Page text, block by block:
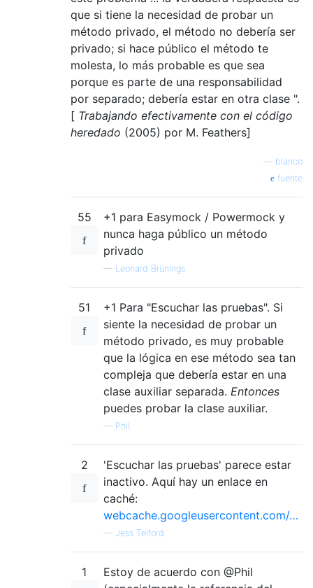
que si tiene la necesidad de probar un
método privado, el método no debería ser
privado; si hace público el método te
molesta, lo más probable es que sea
porque es parte de una responsabilidad
por separado; debería estar en otra clase ".
[ Trabajando efectivamente con el código
heredado (2005) por M. Feathers]
blanco
fuente
55
+1 para Easymock / Powermock y
nunca haga público un método
privado
— Leonard Brünings
51
+1 Para "Escuchar las pruebas". Si
siente la necesidad de probar un
método privado, es muy probable
que la lógica en ese método sea tan
compleja que debería estar en una
clase auxiliar separada. Entonces
puedes probar la clase auxiliar.
— Phil
2
'Escuchar las pruebas' parece estar
inactivo. Aquí hay un enlace en
caché:
webcache.googleusercontent.com/…
— Jess Telford
1
Estoy de acuerdo con @Phil